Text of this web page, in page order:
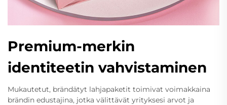
Premium-merkin
identiteetin vahvistaminen
Mukautetut, brändätyt lahjapaketit toimivat voimakkaina
brändin edustajina, jotka välittävät yrityksesi arvot ja